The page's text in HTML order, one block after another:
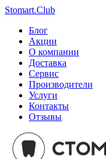
Stomart.Club
Блог
Акции
О компании
Доставка
Сервис
Производители
Услуги
Контакты
Отзывы